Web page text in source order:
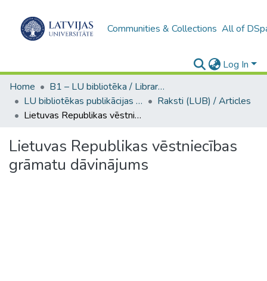
Communities & Collections All of
Log In
Home
B1 – LU bibliotēka / Library of the UL
LU bibliotēkas publikācijas / Publications of the University Library
Raksti (LUB) / Articles
Lietuvas Republikas vēstniecības grāmatu dāvinājums
Lietuvas Republikas vēstniecības
grāmatu dāvinājums